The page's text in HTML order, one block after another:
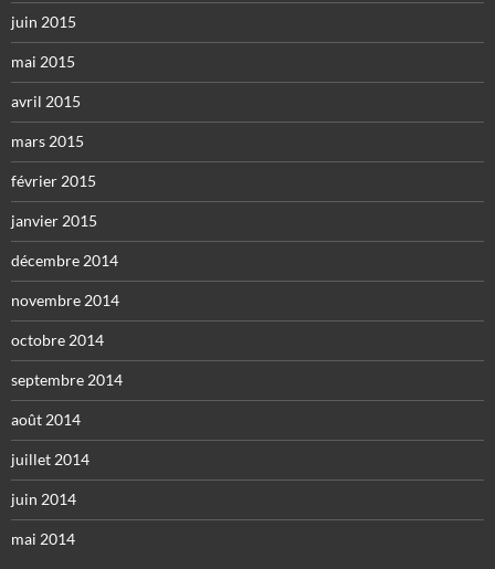
juin 2015
mai 2015
avril 2015
mars 2015
février 2015
janvier 2015
décembre 2014
novembre 2014
octobre 2014
septembre 2014
août 2014
juillet 2014
juin 2014
mai 2014